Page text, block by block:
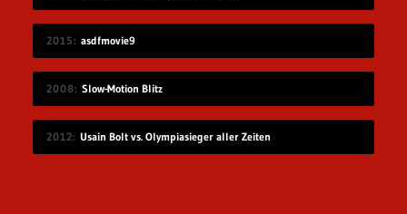
2015 asdfmovie9
2008 Slow-Motion Blitz
2012 Usain Bolt vs. Olympiasieger aller Zeiten